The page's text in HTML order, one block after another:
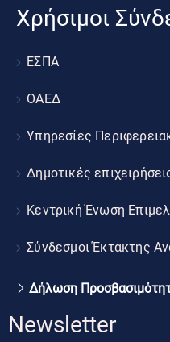
Χρήσιμοι
ΕΣΠΑ
ΟΑΕΔ
Υπηρεσίες
Δημοτικές
Κεντρική Ένωση
Σύνδεσμοι Έκτακτης
Δήλωση
Newsletter